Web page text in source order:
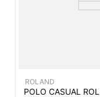
ROLAND
POLO CASUAL